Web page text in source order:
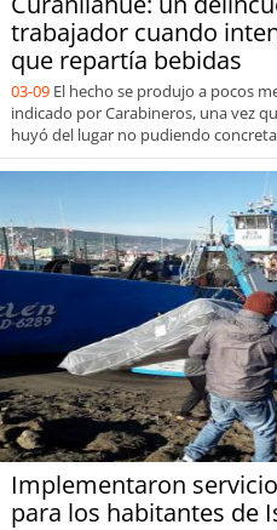
trabajador cuando
que repartía bebidas
03-09 El hecho se produjo a pocos
indicado por Carabineros, una vez
huyó del lugar no pudiendo
Implementaron
para los habitantes de